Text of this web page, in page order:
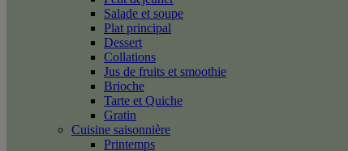
Salade et soupe
Plat principal
Dessert
Collations
Jus de fruits et smoothie
Brioche
Tarte et Quiche
Gratin
Cuisine saisonnière
Printemps